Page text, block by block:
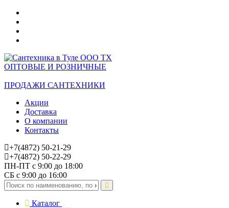
ОПТОВЫЕ И РОЗНИЧНЫЕ
ПРОДАЖИ САНТЕХНИКИ
Акции
Доставка
О компании
Контакты
+7(4872) 50-21-29
+7(4872) 50-22-29
ПН-ПТ с 9:00 до 18:00
СБ с 9:00 до 16:00
Каталог